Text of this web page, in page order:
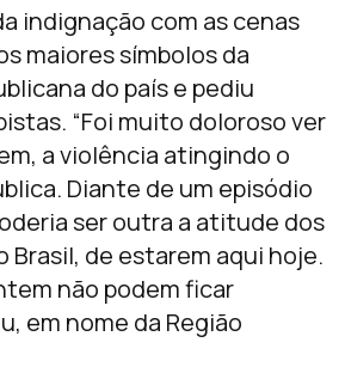
indignação com as cenas
maiores símbolos da
do país e pediu
“Foi muito doloroso ver
a violência atingindo o
Diante de um episódio
ser outra a atitude dos
Brasil, de estarem aqui hoje.
não podem ficar
em nome da Região